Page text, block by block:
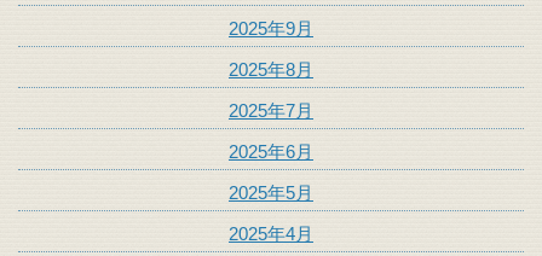
2025年9月
2025年8月
2025年7月
2025年6月
2025年5月
2025年4月